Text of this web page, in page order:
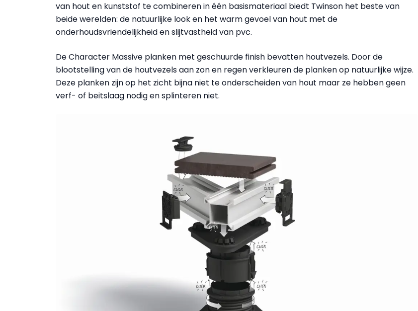
van hout en kunststof te combineren in één basismateriaal biedt Twinson het beste van
beide werelden: de natuurlijke look en het warm gevoel van hout met de
onderhoudsvriendelijkheid en slijtvastheid van pvc.
De Character Massive planken met geschuurde finish bevatten houtvezels. Door de
blootstelling van de houtvezels aan zon en regen verkleuren de planken op natuurlijke wijze.
Deze planken zijn op het zicht bijna niet te onderscheiden van hout maar ze hebben geen
verf- of beitslaag nodig en splinteren niet.